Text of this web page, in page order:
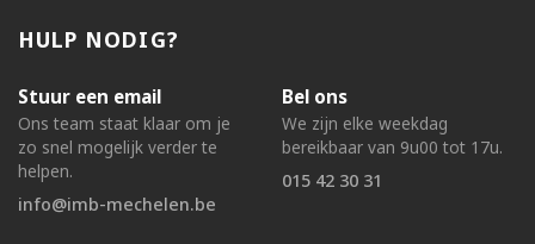
HULP NODIG?
Stuur een email
Ons team staat klaar om je
zo snel mogelijk verder te
helpen.
info@imb-mechelen.be
Bel ons
We zijn elke weekdag
bereikbaar van 9u00 tot 17u.
015 42 30 31